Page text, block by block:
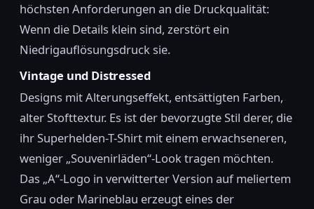
höchsten Anforderungen an die Druckqualität:
Wenn die Details klein sind, zerstört ein
Niedrigauflösungsdruck sie.
Vintage und Distressed
Designs mit Alterungseffekt, entsättigten Farben,
alter Stofttextur. Es ist der bevorzugte Stil derer, die
ihr Superhelden-T-Shirt mit einem erwachseneren,
weniger „Souvenirläden“-Look tragen möchten.
Das „A“-Logo in verwitterter Version auf meliertem
Grau oder Marineblau erzeugt eines der